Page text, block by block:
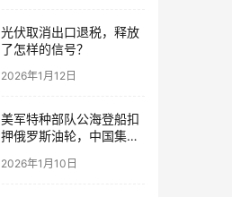
光伏取消出口退税，释放
了怎样的信号？
2026年1月12日
美军特种部队公海登船扣
押俄罗斯油轮，中国集装
2026年1月10日